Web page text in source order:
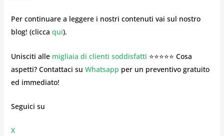
Per continuare a leggere i nostri contenuti vai sul nostro
blog! (clicca qui).
Unisciti alle migliaia di clienti soddisfatti ⭐⭐⭐⭐⭐ Cosa
aspetti? Contattaci su Whatsapp per un preventivo gratuito
ed immediato!
Seguici su
X